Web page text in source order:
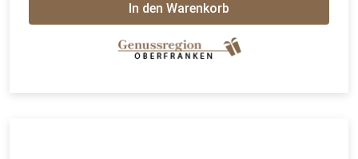
In den Warenkorb